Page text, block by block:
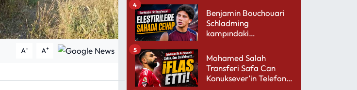
A- A+
Benjamin Bouchouari
Schladming
kampındaki
4
Mohamed Salah
Transferi Safa Can
Konuksever’in Telefon
5